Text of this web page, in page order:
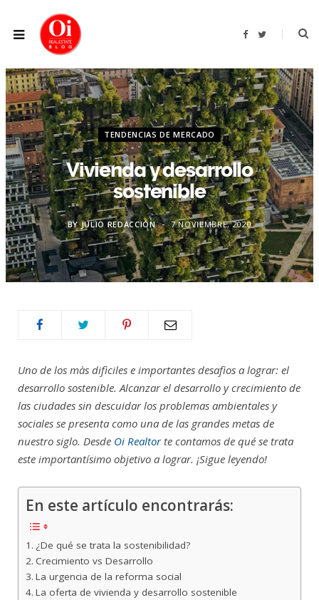
F
b
o
o
k
T
t
e
r
TENDENCIAS DE MERCADO
Vivienda y desarrollo
sostenible
BYJULIO REDACCIÓN 7 NOVIEMBRE, 2020
Uno de los màs difìciles e importantes desafìos a lograr: el
desarrollo sostenible. Alcanzar el desarrollo y crecimiento de
las ciudades sin descuidar los problemas ambientales y
sociales se presenta como una de las grandes metas de
nuestro siglo. Desde Oi Realtorte contamos de qué se trata
este importantísimo objetivo a lograr. ¡Sigue leyendo!
En este artículo encontrarás:
¿De qué se trata la sostenibilidad?
Crecimiento vs Desarrollo
La urgencia de la reforma social
La oferta de vivienda y desarrollo sostenible